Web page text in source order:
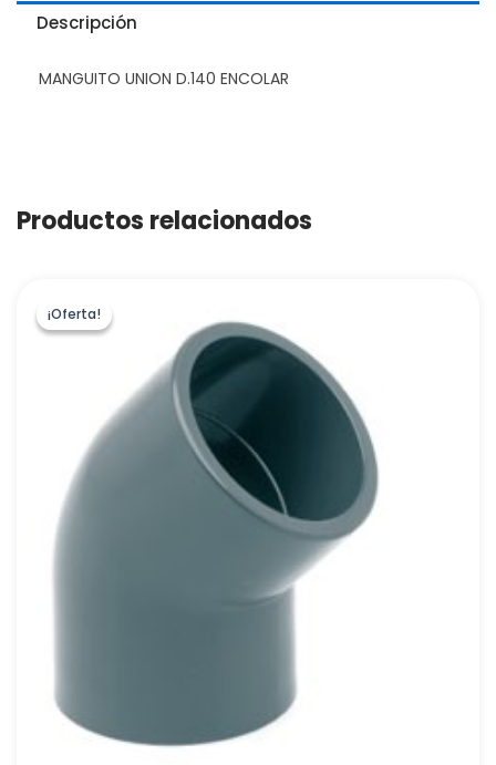
Descripción
MANGUITO UNION D.140 ENCOLAR
Productos relacionados
¡Oferta!
¡Oferta!